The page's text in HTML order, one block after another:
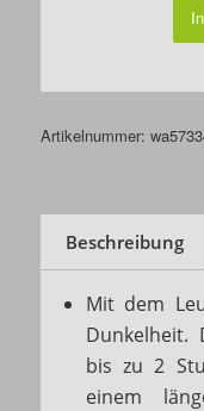
Artikelnummer:
Beschreibung
Mit dem
Dunkelheit.
bis zu 2
einem